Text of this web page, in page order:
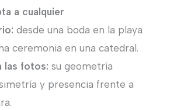
a cualquier
desde una boda en la playa
ceremonia en una catedral.
las fotos: su geometría
y presencia frente a